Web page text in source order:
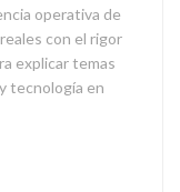
operativa de
con el rigor
explicar temas
tecnología en